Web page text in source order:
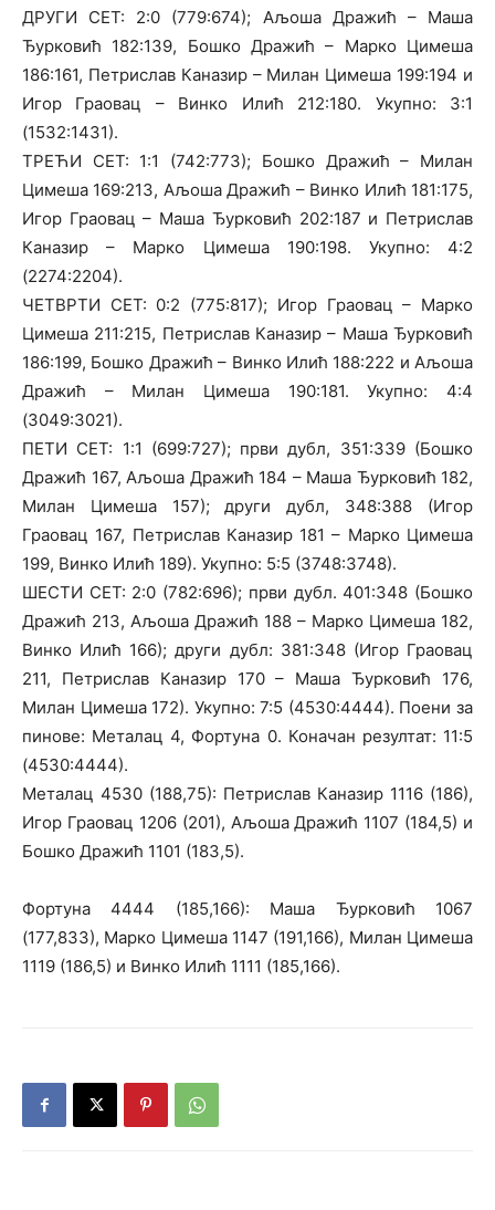
ДРУГИ СЕТ: 2:0 (779:674); Аљоша Дражић – Маша
Ђурковић 182:139, Бошко Дражић – Марко Цимеша
186:161, Петрислав Каназир – Милан Цимеша 199:194 и
Игор Граовац – Винко Илић 212:180. Укупно: 3:1
(1532:1431).
ТРЕЋИ СЕТ: 1:1 (742:773); Бошко Дражић – Милан
Цимеша 169:213, Аљоша Дражић – Винко Илић 181:175,
Игор Граовац – Маша Ђурковић 202:187 и Петрислав
Каназир – Марко Цимеша 190:198. Укупно: 4:2
(2274:2204).
ЧЕТВРТИ СЕТ: 0:2 (775:817); Игор Граовац – Марко
Цимеша 211:215, Петрислав Каназир – Маша Ђурковић
186:199, Бошко Дражић – Винко Илић 188:222 и Аљоша
Дражић – Милан Цимеша 190:181. Укупно: 4:4
(3049:3021).
ПЕТИ СЕТ: 1:1 (699:727); први дубл, 351:339 (Бошко
Дражић 167, Аљоша Дражић 184 – Маша Ђурковић 182,
Милан Цимеша 157); други дубл, 348:388 (Игор
Граовац 167, Петрислав Каназир 181 – Марко Цимеша
199, Винко Илић 189). Укупно: 5:5 (3748:3748).
ШЕСТИ СЕТ: 2:0 (782:696); први дубл. 401:348 (Бошко
Дражић 213, Аљоша Дражић 188 – Марко Цимеша 182,
Винко Илић 166); други дубл: 381:348 (Игор Граовац
211, Петрислав Каназир 170 – Маша Ђурковић 176,
Милан Цимеша 172). Укупно: 7:5 (4530:4444). Поени за
пинове: Металац 4, Фортуна 0. Коначан резултат: 11:5
(4530:4444).
Металац 4530 (188,75): Петрислав Каназир 1116 (186),
Игор Граовац 1206 (201), Аљоша Дражић 1107 (184,5) и
Бошко Дражић 1101 (183,5).
Фортуна 4444 (185,166): Маша Ђурковић 1067
(177,833), Марко Цимеша 1147 (191,166), Милан Цимеша
1119 (186,5) и Винко Илић 1111 (185,166).